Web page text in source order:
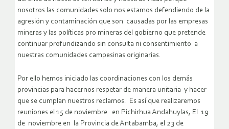
nosotros las comunidades solo nos estamos defendiendo de la
agresión y contaminación que son causadas por las empresas
mineras y las políticas pro mineras del gobierno que pretende
continuar profundizando sin consulta ni consentimiento a
nuestras comunidades campesinas originarias.
Por ello hemos iniciado las coordinaciones con los demás
provincias para hacernos respetar de manera unitaria y hacer
que se cumplan nuestros reclamos. Es así que realizaremos
reuniones el 15 de noviembre en Pichirhua Andahuylas, El 19
de noviembre en la Provincia de Antabamba, el 23 de